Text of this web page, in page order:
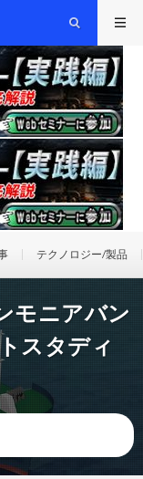
テクノロジー/製品
モニアバン
スタディ